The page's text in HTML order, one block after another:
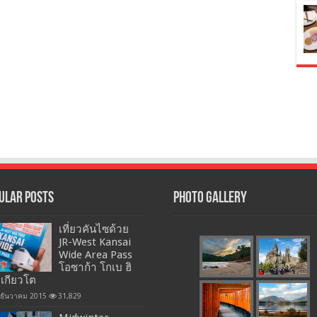
Posts
เที่ยวคันไซด้วย
JR-West Kansai
Wide Area Pass
โอซาก้า โกเบ ฮิ
กียวโต
นวาคม 2015 31,829
Photo Gallery